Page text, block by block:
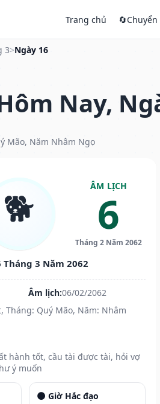
Trang chủ 🔄
3>Ngày 16
Nay,
Mão, Năm Nhâm Ngọ
🐕 ÂM LỊCH
6
Tháng 2 Năm 2062
3 Năm 2062
Âm lịch:06/02/2062
Tháng: Quý Mão, Năm: Nhâm
hành tốt, cầu tài được tài, hỏi vợ
ý muốn
🌑 Giờ Hắc đạo